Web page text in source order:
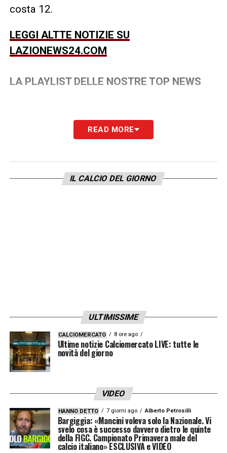
costa 12.
LEGGI ALTTE NOTIZIE SU
LAZIONEWS24.COM
LA PLAYLIST DELLE NOSTRE TOP NEWS
READ MORE
IL CALCIO DEL GIORNO
ULTIMISSIME
CALCIOMERCATO 8 ore ago
Ultime notizie Calciomercato LIVE: tutte le
novità del giorno
VIDEO
HANNO DETTO 7 giorni ago Alberto Petrosilli
Bargiggia: «Mancini voleva solo la Nazionale. Vi
svelo cosa è successo davvero dietro le quinte
della FIGC. Campionato Primavera male del
calcio italiano» ESCLUSIVA e VIDEO